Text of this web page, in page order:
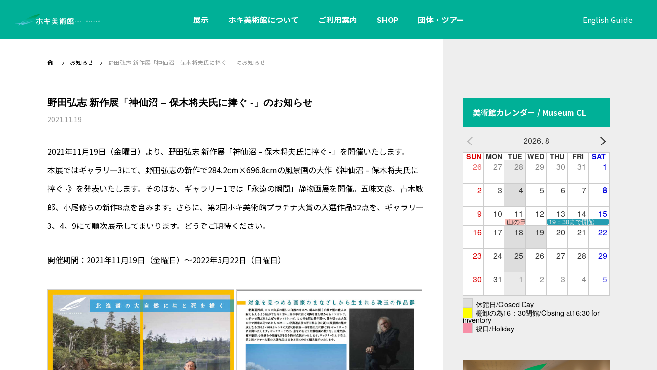
展示 ホキ美術館について ご利用案内 SHOP 団体・ツアー English Guide
お知らせ 野田弘志 新作展「神仙沼 – 保木将夫氏に捧ぐ -」のお知らせ
野田弘志 新作展「神仙沼 – 保木将夫氏に捧ぐ -」のお知らせ
2021.11.19
2021年11月19日（金曜日）より、野田弘志 新作展「神仙沼 – 保木将夫氏に捧ぐ -」を開催いたします。
本展ではギャラリー3にて、野田弘志の新作で284.2cm×696.8cmの風景画の大作《神仙沼 – 保木将夫氏に
捧ぐ -》を発表いたします。そのほか、ギャラリー1では「永遠の瞬間」静物画展を開催。五味文彦、青木敏
郎、小尾修らの新作8点を含みます。さらに、第2回ホキ美術館プラチナ大賞の入選作品52点を、ギャラリー
3、4、9にて順次展示してまいります。どうぞご期待ください。
開催期間：2021年11月19日（金曜日）～2022年5月22日（日曜日）
美術館カレンダー / Museum CL
2026, 8
SUN MON TUE WED THU FRI SAT
26 27 28 29 30 31 1
2 3 4 5 6 7 8
9 10 11 12 13 14 15
山の日 19：30まで開館
16 17 18 19 20 21 22
23 24 25 26 27 28 29
30 31 1 2 3 4 5
休館日/Closed Day
棚卸の為16：30閉館/Closing at16:30 for
inventory
祝日/Holiday